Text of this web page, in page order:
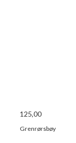
125,00
Grenrørsbøy